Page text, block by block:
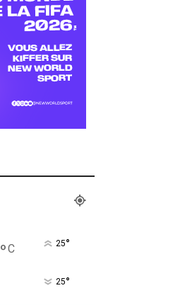
°C 25°
25°